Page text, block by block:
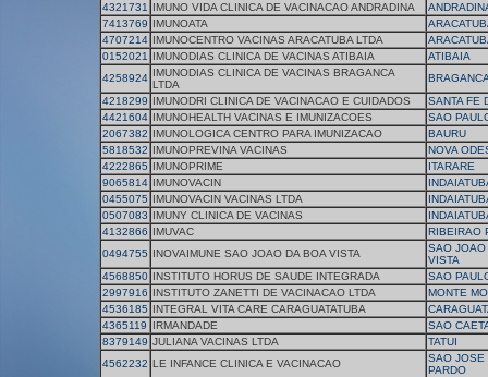
4321731
IMUNO VIDA CLINICA DE VACINACAO ANDRADINA
7413769 IMUNOATA
4707214 IMUNOCENTRO VACINAS ARACATUBA LTDA
0152021
IMUNODIAS CLINICA DE VACINAS ATIBAIA
ATIBAIA
4258924 IMUNODIAS CLINICA DE VACINAS BRAGANCA
LTDA
4218299 IMUNODRI CLINICA DE VACINACAO E CUIDADOS
SANTA FE
4421604 IMUNOHEALTH VACINAS E IMUNIZACOES
SAO
2067382 IMUNOLOGICA CENTRO PARA IMUNIZACAO
BAURU
5818532 IMUNOPREVINA VACINAS
NOVA
4222865 IMUNOPRIME
ITARARE
9065814 IMUNOVACIN
0455075 IMUNOVACIN VACINAS LTDA
0507083 IMUNY CLINICA DE VACINAS
4132866 IMUVAC
RIBEIRAO
0494755 INOVAIMUNE SAO JOAO DA BOA VISTA
SAO JOAO
VISTA
4568850 INSTITUTO HORUS DE SAUDE INTEGRADA
SAO
2997916 INSTITUTO ZANETTI DE VACINACAO LTDA
MONTE
4536185 INTEGRAL VITA CARE CARAGUATATUBA
4365119
IRMANDADE
SAO
8379149 JULIANA VACINAS LTDA
TATUI
4562232 LE INFANCE CLINICA E VACINACAO
SAO JOSE
PARDO